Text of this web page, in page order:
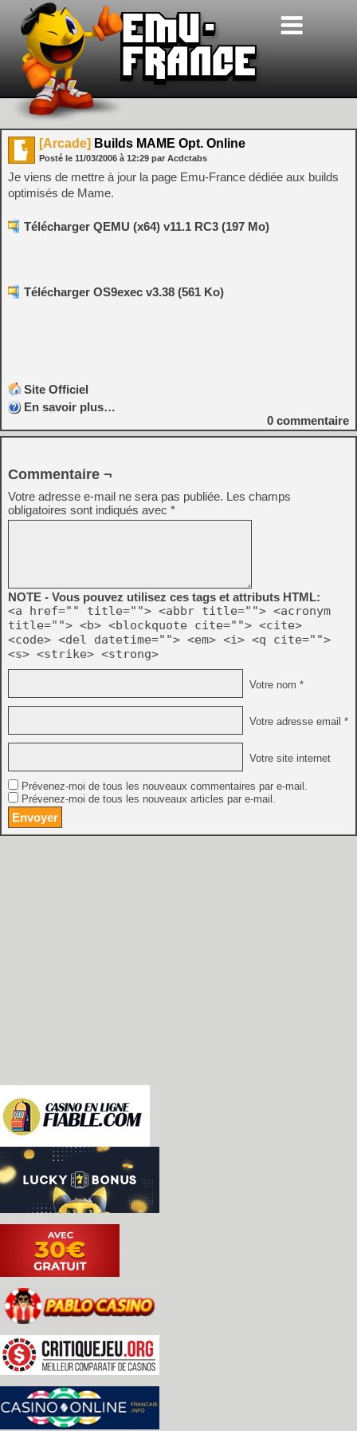
[Arcade] Builds MAME Opt. Online
Posté le 11/03/2006 à 12:29 par Acdctabs
Je viens de mettre à jour la page Emu-France dédiée aux builds
optimisés de Mame.
Télécharger QEMU (x64) v11.1 RC3 (197 Mo)
Télécharger OS9exec v3.38 (561 Ko)
Site Officiel
En savoir plus…
0 commentaire
Commentaire ¬
Votre adresse e-mail ne sera pas publiée. Les champs
obligatoires sont indiqués avec *
NOTE - Vous pouvez utilisez ces tags et attributs HTML:
<a href="" title=""> <abbr title=""> <acronym
title=""> <b> <blockquote cite=""> <cite>
<code> <del datetime=""> <em> <i> <q cite="">
<s> <strike> <strong>
Votre nom *
Votre adresse email *
Votre site internet
Prévenez-moi de tous les nouveaux commentaires par e-mail.
Prévenez-moi de tous les nouveaux articles par e-mail.